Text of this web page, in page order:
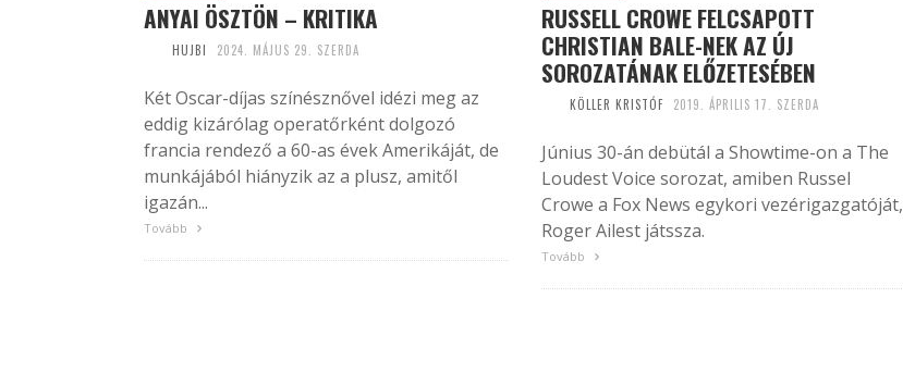
ANYAI ÖSZTÖN – KRITIKA
HUJBI 2024. MÁJUS 29. SZERDA
Két Oscar-díjas színésznővel idézi meg az
eddig kizárólag operatőrként dolgozó
francia rendező a 60-as évek Amerikáját, de
munkájából hiányzik az a plusz, amitől
igazán...
Tovább
RUSSELL CROWE FELCSAPOTT
CHRISTIAN BALE-NEK AZ ÚJ
SOROZATÁNAK ELŐZETESÉBEN
KÖLLER KRISTÓF 2019. ÁPRILIS 17. SZERDA
Június 30-án debütál a Showtime-on a The
Loudest Voice sorozat, amiben Russel
Crowe a Fox News egykori vezérigazgatóját,
Roger Ailest játssza.
Tovább